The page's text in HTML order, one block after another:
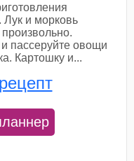
Лук и морковь
пассеруйте овощи
Картошку и...